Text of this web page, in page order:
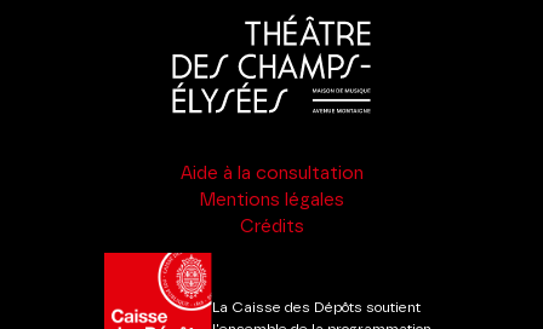
Aide à la consultation
Mentions légales
Crédits
La Caisse des Dépôts soutient